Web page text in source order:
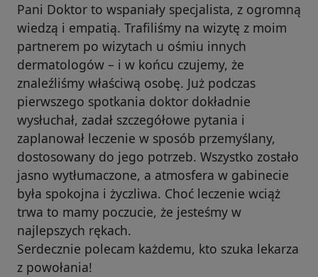
Pani Doktor to wspaniały specjalista, z ogromną
wiedzą i empatią. Trafiliśmy na wizytę z moim
partnerem po wizytach u ośmiu innych
dermatologów – i w końcu czujemy, że
znaleźliśmy właściwą osobę. Już podczas
pierwszego spotkania doktor dokładnie
wysłuchał, zadał szczegółowe pytania i
zaplanował leczenie w sposób przemyślany,
dostosowany do jego potrzeb. Wszystko zostało
jasno wytłumaczone, a atmosfera w gabinecie
była spokojna i życzliwa. Choć leczenie wciąż
trwa to mamy poczucie, że jesteśmy w
najlepszych rękach.
Serdecznie polecam każdemu, kto szuka lekarza
z powołania!